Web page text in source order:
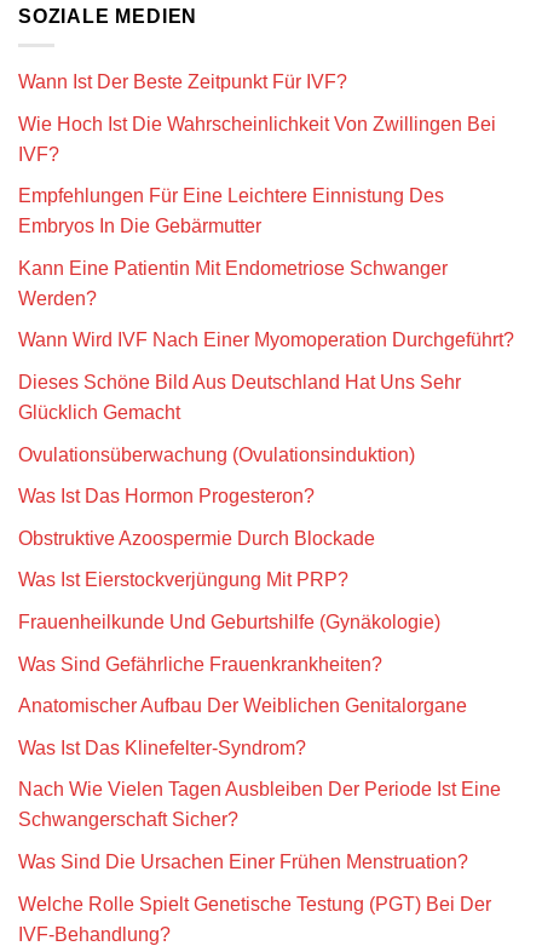
SOZIALE MEDIEN
Wann Ist Der Beste Zeitpunkt Für IVF?
Wie Hoch Ist Die Wahrscheinlichkeit Von Zwillingen Bei
IVF?
Empfehlungen Für Eine Leichtere Einnistung Des
Embryos In Die Gebärmutter
Kann Eine Patientin Mit Endometriose Schwanger
Werden?
Wann Wird IVF Nach Einer Myomoperation Durchgeführt?
Dieses Schöne Bild Aus Deutschland Hat Uns Sehr
Glücklich Gemacht
Ovulationsüberwachung (Ovulationsinduktion)
Was Ist Das Hormon Progesteron?
Obstruktive Azoospermie Durch Blockade
Was Ist Eierstockverjüngung Mit PRP?
Frauenheilkunde Und Geburtshilfe (Gynäkologie)
Was Sind Gefährliche Frauenkrankheiten?
Anatomischer Aufbau Der Weiblichen Genitalorgane
Was Ist Das Klinefelter-Syndrom?
Nach Wie Vielen Tagen Ausbleiben Der Periode Ist Eine
Schwangerschaft Sicher?
Was Sind Die Ursachen Einer Frühen Menstruation?
Welche Rolle Spielt Genetische Testung (PGT) Bei Der
IVF-Behandlung?